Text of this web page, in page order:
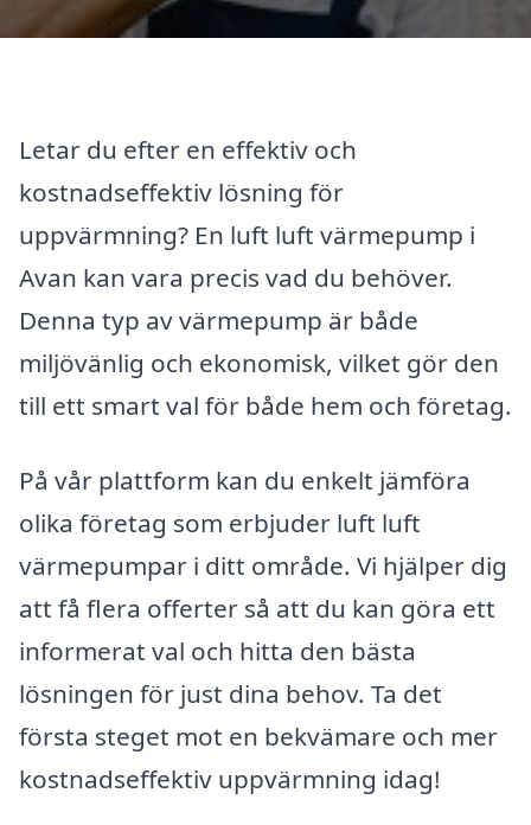
Letar du efter en effektiv och
kostnadseffektiv lösning för
uppvärmning? En luft luft värmepump i
Avan kan vara precis vad du behöver.
Denna typ av värmepump är både
miljövänlig och ekonomisk, vilket gör den
till ett smart val för både hem och företag.
På vår plattform kan du enkelt jämföra
olika företag som erbjuder luft luft
värmepumpar i ditt område. Vi hjälper dig
att få flera offerter så att du kan göra ett
informerat val och hitta den bästa
lösningen för just dina behov. Ta det
första steget mot en bekvämare och mer
kostnadseffektiv uppvärmning idag!